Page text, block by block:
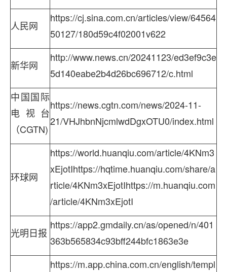
人民网
https://cj.sina.com.cn/articles/view/64564
50127/180d59c4f02001v622
新华网
http://www.news.cn/20241123/ed3ef9c3e
5d140eabe2b4d26bc696712/c.html
中国国际
电视台
（CGTN)
https://news.cgtn.com/news/2024-11-
21/VHJhbnNjcmlwdDgxOTU0/index.html
环球网
https://world.huanqiu.com/article/4KNm3
xEjotIhttps://hqtime.huanqiu.com/share/a
rticle/4KNm3xEjotIhttps://m.huanqiu.com
/article/4KNm3xEjotI
光明日报
https://app2.gmdaily.cn/as/opened/n/401
363b565834c93bff244bfc1863e3e
https://m.app.china.com.cn/english/templ